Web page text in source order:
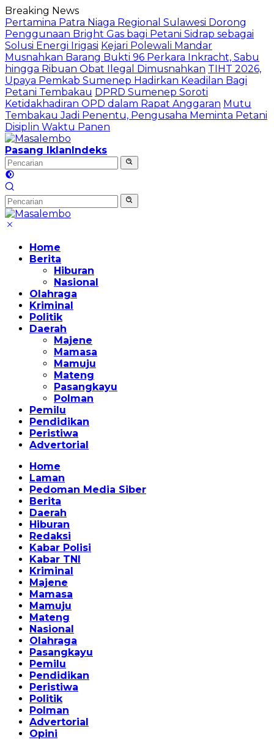
Langsung
ke
konten
Breaking News
Pertamina Patra Niaga Regional Sulawesi Dorong
Penggunaan Bright Gas bagi Petani Sidrap sebagai
Solusi Energi Irigasi Kejari Polewali Mandar
Musnahkan Barang Bukti 96 Perkara Inkracht, Sabu
hingga Ribuan Obat Ilegal Dimusnahkan TIHT 2026,
Upaya Pemkab Sumenep Hadirkan Keadilan Bagi
Petani Tembakau DPRD Sumenep Soroti
Ketidakhadiran OPD dalam Rapat Anggaran Mutu
Tembakau Jadi Penentu, Pengusaha Meminta Petani
Disiplin Waktu Panen
Pasang IklanIndeks
Home
Berita
Hiburan
Nasional
Olahraga
Kriminal
Politik
Daerah
Majene
Mamasa
Mamuju
Mateng
Pasangkayu
Polman
Pemilu
Pendidikan
Peristiwa
Advertorial
Home
Laman
Pedoman Media Siber
Berita
Daerah
Hiburan
Redaksi
Kabar Polisi
Kabar TNI
Kriminal
Majene
Mamasa
Mamuju
Mateng
Nasional
Olahraga
Pasangkayu
Pemilu
Pendidikan
Peristiwa
Politik
Polman
Advertorial
Opini